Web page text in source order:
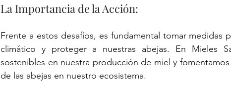
La Importancia de la Acción:
Frente a estos desafíos, es fundamental tomar medidas
climático y proteger a nuestras abejas. En Mieles
sostenibles en nuestra producción de miel y
de las abejas en nuestro ecosistema.